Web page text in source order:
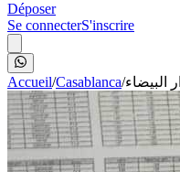
Déposer
Se connecterS'inscrire
Accueil/Casablanca/البيضاء